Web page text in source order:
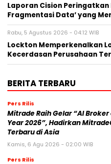
Laporan Cision
Fragmentasi Data’ yang
Rabu, 5 Agustus 2026 - 04:12 WIB
Lockton Memperkenalkan
Kecerdasan Perusahaan
BERITA TERBARU
Pers Rilis
Mitrade Raih Gelar “AI
Year 2026”, Hadirkan
Terbaru di Asia
Kamis, 6 Agu 2026 - 02:00 WIB
Pers Rilis